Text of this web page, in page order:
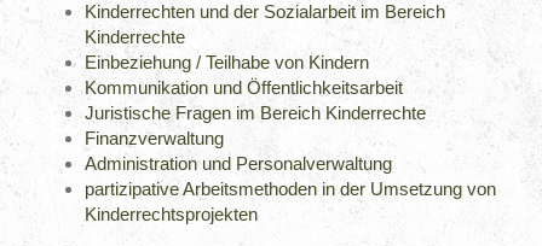
Kinderrechten und der Sozialarbeit im Bereich
Kinderrechte
Einbeziehung / Teilhabe von Kindern
Kommunikation und Öffentlichkeitsarbeit
Juristische Fragen im Bereich Kinderrechte
Finanzverwaltung
Administration und Personalverwaltung
partizipative Arbeitsmethoden in der Umsetzung von
Kinderrechtsprojekten